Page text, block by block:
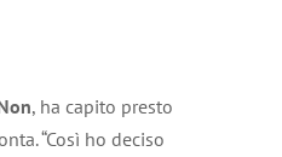
, ha capito presto
“Così ho deciso